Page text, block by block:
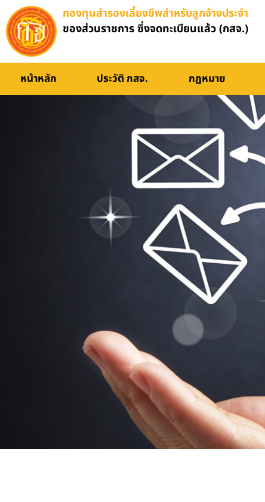
กองทุนสำรองเลี้ยงชีพสำหรับลูกจ้างประจำ
ของส่วนราชการ ซึ่งจดทะเบียนแล้ว (กสจ.)
หน้าหลัก ประวัติ กสจ. กฏหมาย